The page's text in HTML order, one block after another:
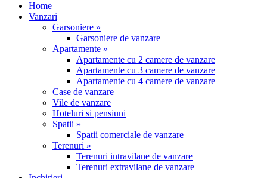
Home
Vanzari
Garsoniere »
Garsoniere de vanzare
Apartamente »
Apartamente cu 2 camere de vanzare
Apartamente cu 3 camere de vanzare
Apartamente cu 4 camere de vanzare
Case de vanzare
Vile de vanzare
Hoteluri si pensiuni
Spatii »
Spatii comerciale de vanzare
Terenuri »
Terenuri intravilane de vanzare
Terenuri extravilane de vanzare